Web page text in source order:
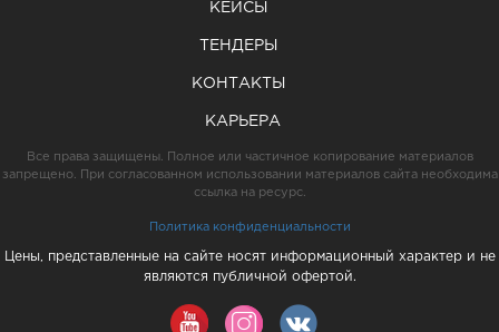
КЕЙСЫ
ТЕНДЕРЫ
КОНТАКТЫ
КАРЬЕРА
Все права защищены. Полное или частичное копирование материалов
запрещено. При согласованном использовании материалов сайта необходима
ссылка на ресурс.
Политика конфиденциальности
Цены, представленные на сайте носят информационный характер и не
являются публичной офертой.